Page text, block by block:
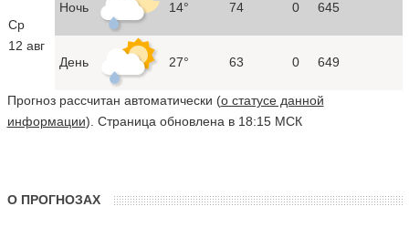
Ср
12 авг
Ночь 14° 74 0 645
День 27° 63 0 649
Прогноз рассчитан автоматически (о статусе данной
информации). Страница обновлена в 18:15 МСК
О ПРОГНОЗАХ